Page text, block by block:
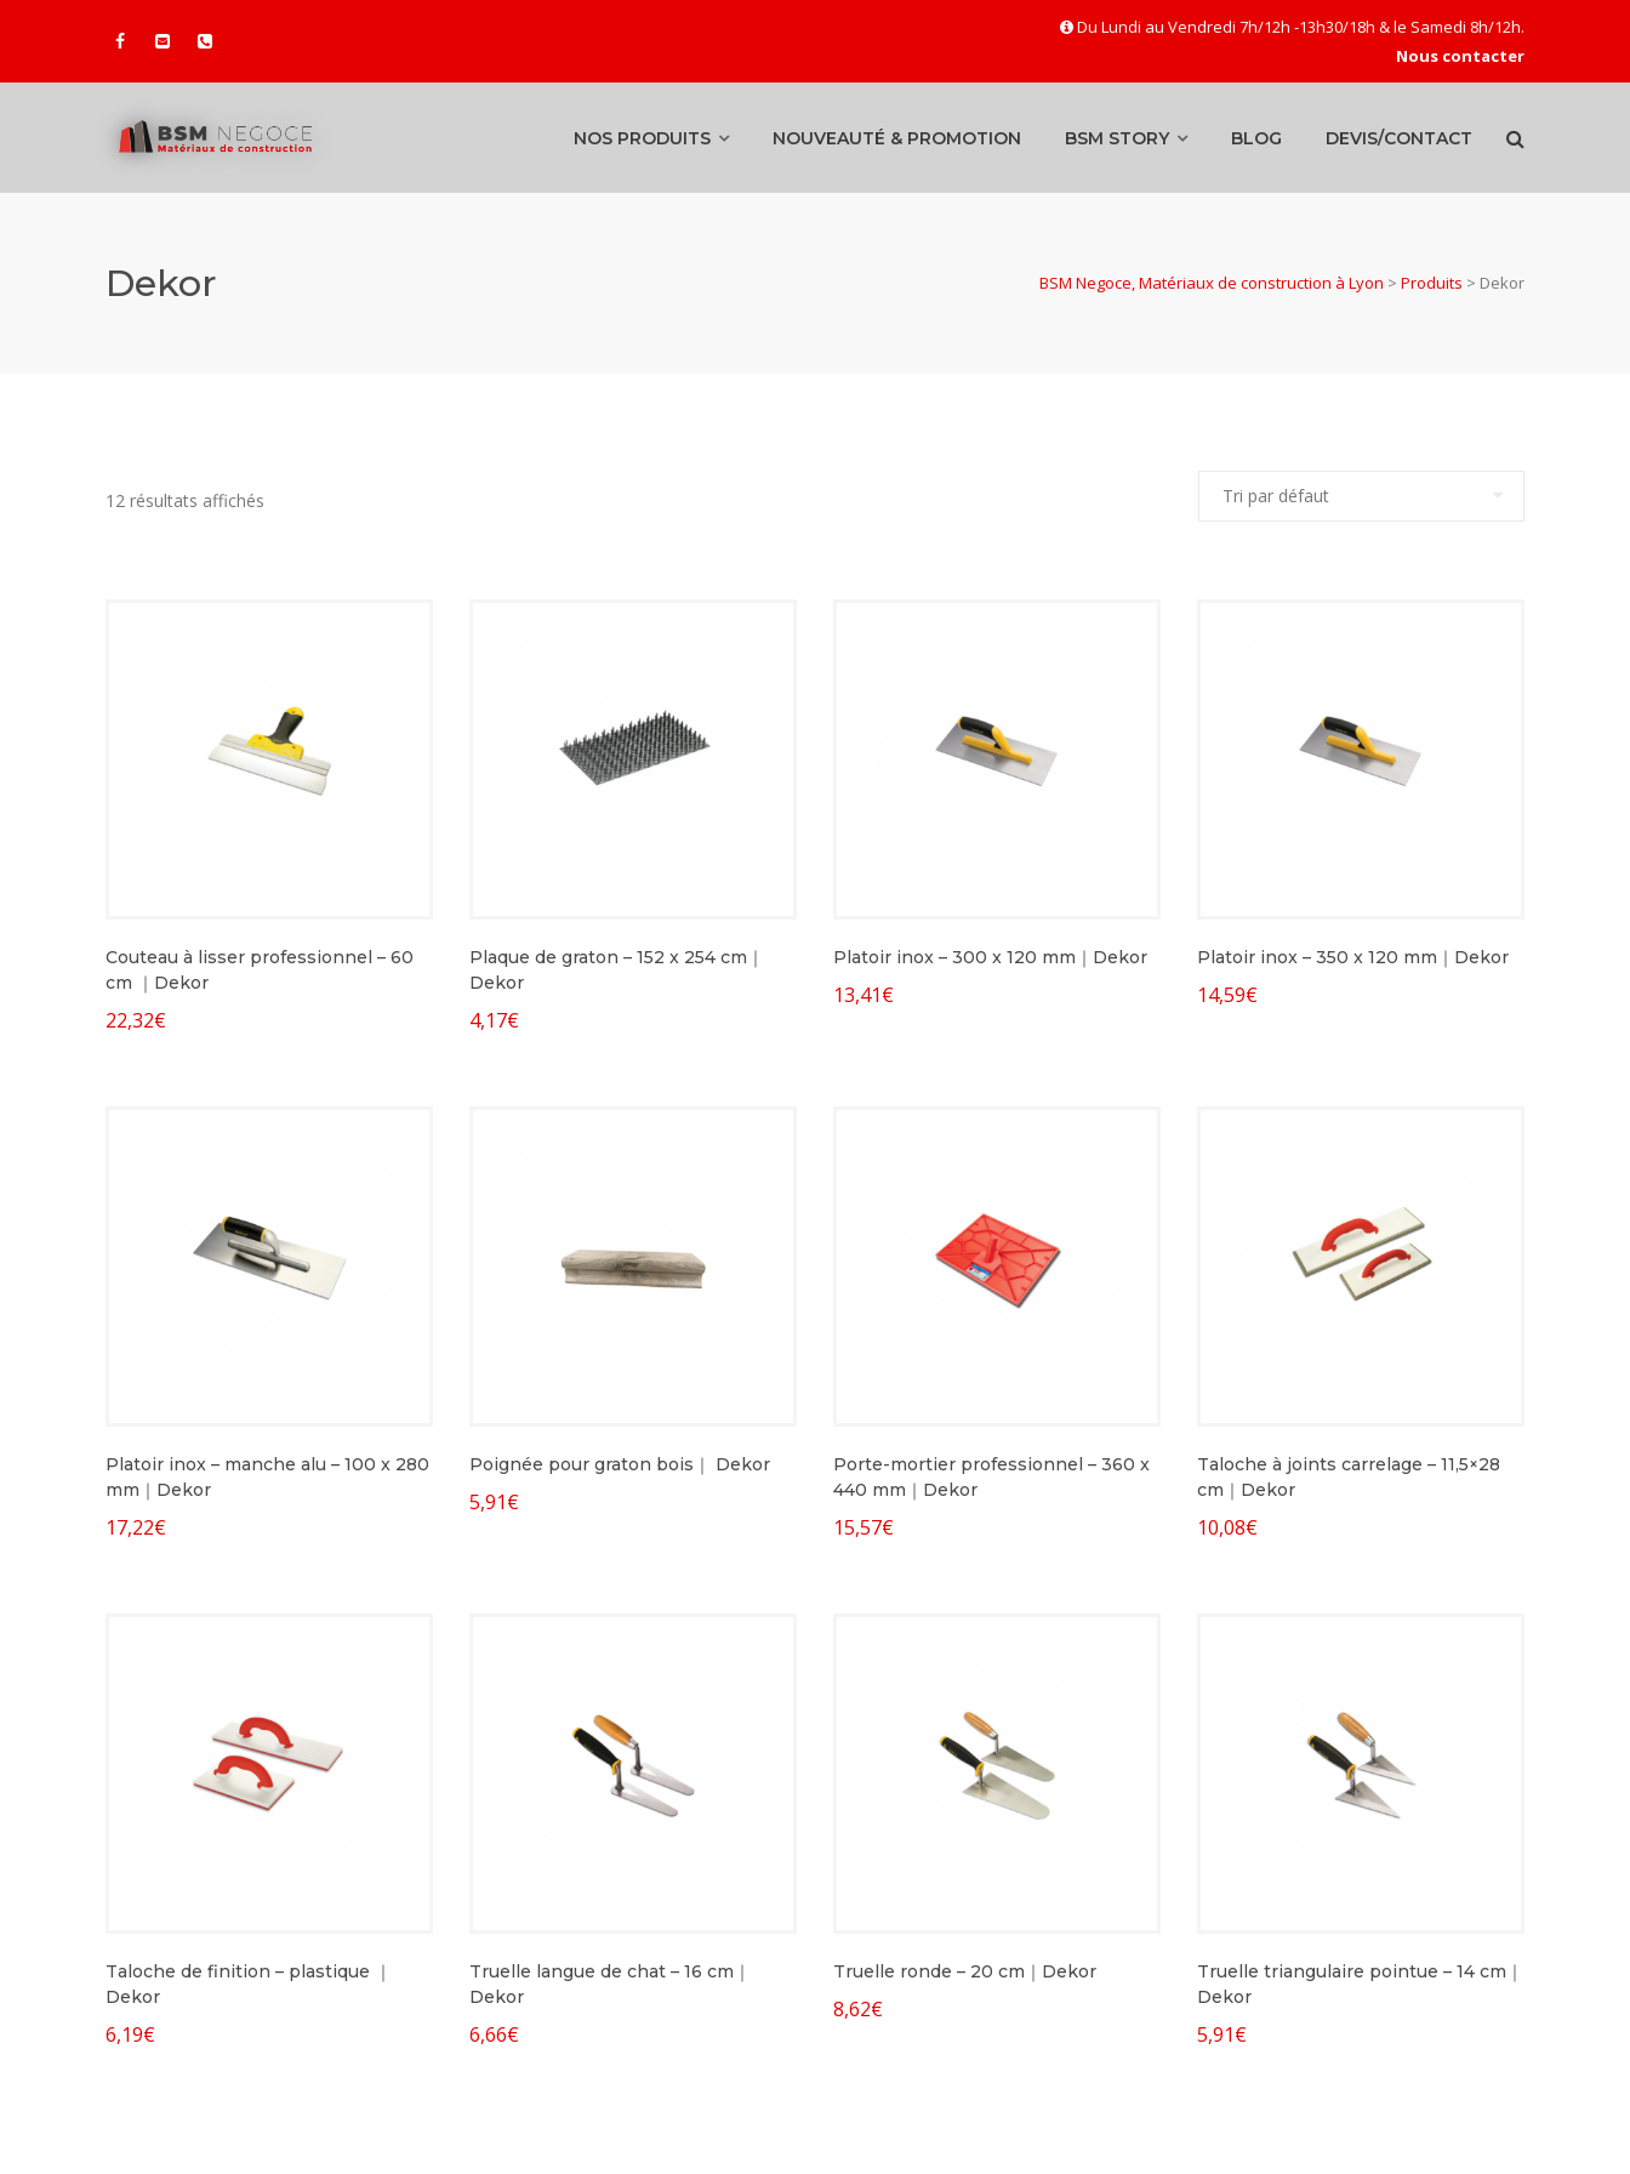
Du Lundi au Vendredi 7h/12h -13h30/18h & le Samedi 8h/12h.
Nous contacter
NOS PRODUITS NOUVEAUTÉ & PROMOTION BSM STORY BLOG DEVIS/CONTACT
Dekor BSM Negoce, Matériaux de construction à Lyon > Produits > Dekor
12 résultats affichés
Couteau à lisser professionnel – 60
cm ｜Dekor
22,32€
Plaque de graton – 152 x 254 cm｜
Dekor
4,17€
Platoir inox – 300 x 120 mm｜Dekor
13,41€
Platoir inox – 350 x 120 mm｜Dekor
14,59€
Platoir inox – manche alu – 100 x 280
mm｜Dekor
17,22€
Poignée pour graton bois｜ Dekor
5,91€
Porte-mortier professionnel – 360 x
440 mm｜Dekor
15,57€
Taloche à joints carrelage – 11,5×28
cm｜Dekor
10,08€
Taloche de finition – plastique ｜
Dekor
6,19€
Truelle langue de chat – 16 cm｜
Dekor
6,66€
Truelle ronde – 20 cm｜Dekor
8,62€
Truelle triangulaire pointue – 14 cm｜
Dekor
5,91€